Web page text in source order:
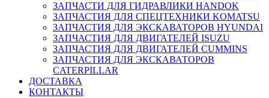
ЗАПЧАСТИ ДЛЯ ГИДРАВЛИКИ HANDOK
ЗАПЧАСТИЯ ДЛЯ СПЕЦТЕХНИКИ KOMATSU
ЗАПЧАСТИЯ ДЛЯ ЭКСКАВАТОРОВ HYUNDAI
ЗАПЧАСТИЯ ДЛЯ ДВИГАТЕЛЕЙ ISUZU
ЗАПЧАСТИЯ ДЛЯ ДВИГАТЕЛЕЙ CUMMINS
ЗАПЧАСТИЯ ДЛЯ ЭКСКАВАТОРОВ
CATERPILLAR
ДОСТАВКА
КОНТАКТЫ